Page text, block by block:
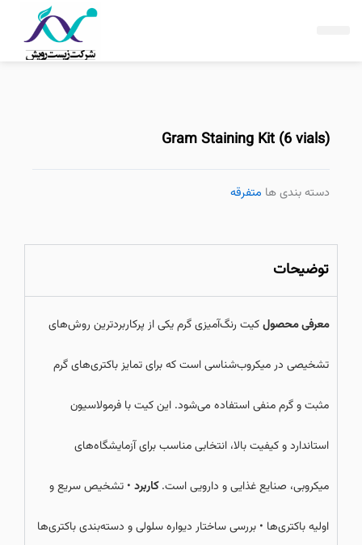
Gram Staining Kit (6 vials)
دسته بندی ها متفرقه
توضیحات
معرفی محصولکیت رنگ‌آمیزی گرم یکی از پرکاربردترین روش‌های
تشخیصی در میکروب‌شناسی است که برای تمایز باکتری‌های گرم
مثبت و گرم منفی استفاده می‌شود. این کیت با فرمولاسیون
استاندارد و کیفیت بالا، انتخابی مناسب برای آزمایشگاه‌های
میکروبی، صنایع غذایی و دارویی است.کاربرد • تشخیص سریع و
اولیه باکتری‌ها • بررسی ساختار دیواره سلولی و دسته‌بندی باکتری‌ها